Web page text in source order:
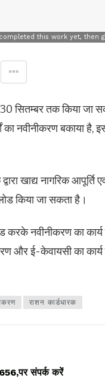
this work yet, then
सितम्बर तक किया जा
नवीनीकरण बकाया है,
खाद्य नागरिक आपूर्ति
किया जा सकता है।
करके नवीनीकरण का
और ई-केवायसी का
राशन कार्डधारक
संपर्क करें